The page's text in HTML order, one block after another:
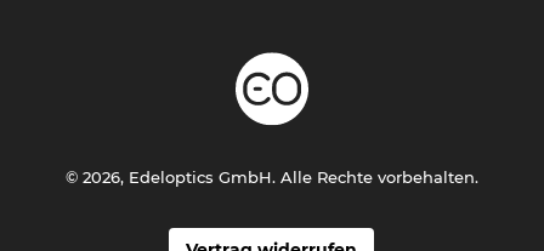
© 2026, Edeloptics GmbH. Alle Rechte vorbehalten.